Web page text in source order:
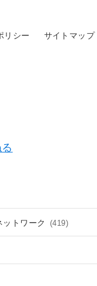
リシー サイトマップ
トワーク (419)